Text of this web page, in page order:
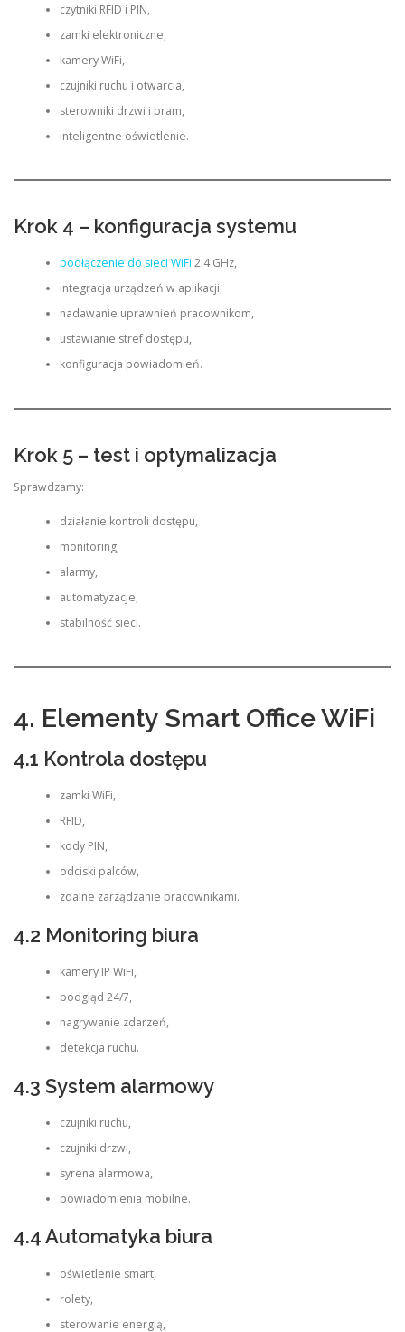
czytniki RFID i PIN,
zamki elektroniczne,
kamery WiFi,
czujniki ruchu i otwarcia,
sterowniki drzwi i bram,
inteligentne oświetlenie.
Krok 4 – konfiguracja systemu
podłączenie do sieci WiFi 2.4 GHz,
integracja urządzeń w aplikacji,
nadawanie uprawnień pracownikom,
ustawianie stref dostępu,
konfiguracja powiadomień.
Krok 5 – test i optymalizacja
Sprawdzamy:
działanie kontroli dostępu,
monitoring,
alarmy,
automatyzacje,
stabilność sieci.
4. Elementy Smart Office WiFi
4.1 Kontrola dostępu
zamki WiFi,
RFID,
kody PIN,
odciski palców,
zdalne zarządzanie pracownikami.
4.2 Monitoring biura
kamery IP WiFi,
podgląd 24/7,
nagrywanie zdarzeń,
detekcja ruchu.
4.3 System alarmowy
czujniki ruchu,
czujniki drzwi,
syrena alarmowa,
powiadomienia mobilne.
4.4 Automatyka biura
oświetlenie smart,
rolety,
sterowanie energią,